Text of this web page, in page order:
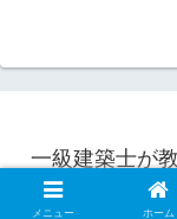
一級建築士が
© 2015 一級建
メニュー ホーム